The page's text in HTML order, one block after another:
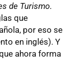
de Turismo.
que
por eso se
en inglés). Y
ahora forma